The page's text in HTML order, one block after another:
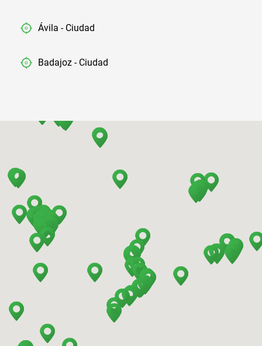
Ávila - Ciudad
Badajoz - Ciudad
Barcelona - El Prat
Barcelona - Mataro
Barcelona - Terrassa
Benidorm - Centro
Bilbao - Barakaldo
Bilbao - Deusto